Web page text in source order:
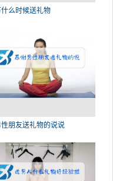
么时候送礼物
朋友送礼物的说说